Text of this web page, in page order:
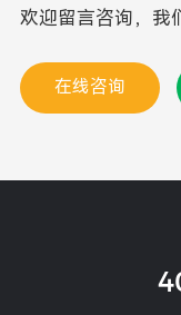
欢迎留言咨询，我
在线咨询